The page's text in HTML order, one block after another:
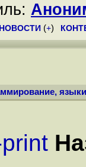
НОВОСТИ (+)